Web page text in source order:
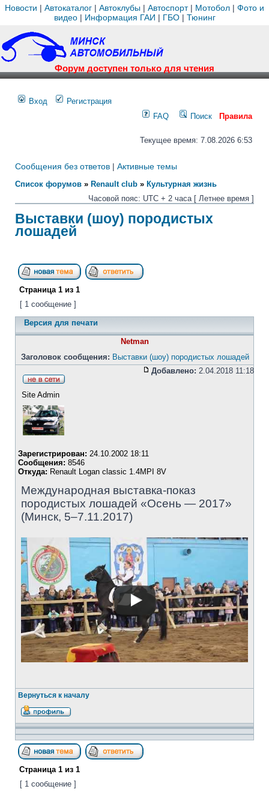
Новости | Автокаталог | Автоклубы | Автоспорт| Мотобол | Фото и
видео| Информация ГАИ | ГБО| Тюнинг
Форум доступен только для чтения
Вход
Регистрация
FAQ
Поиск Правила
Текущее время: 7.08.2026 6:53
Сообщения без ответов | Активные темы
Список форумов » Renault club » Культурная жизнь
Часовой пояс: UTC + 2 часа [ Летнее время ]
Выставки (шоу) породистых
лошадей
Страница 1 из 1
[ 1 сообщение ]
Версия для печати
Netman
Заголовок сообщения: Выставки (шоу) породистых лошадей
Добавлено: 2.04.2018 11:18
Site Admin
Зарегистрирован: 24.10.2002 18:11
Сообщения: 8546
Откуда: Renault Logan classic 1.4MPI 8V
Международная выставка-показ
породистых лошадей «Осень — 2017»
(Минск, 5–7.11.2017)
Вернуться к началу
Страница 1 из 1
[ 1 сообщение ]